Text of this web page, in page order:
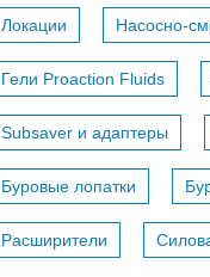
Локации Насосно-
Гели Proaction Fluids
Subsaver и адаптеры
Буровые лопатки
Расширители